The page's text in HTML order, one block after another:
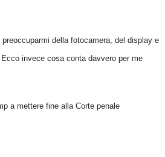
preoccuparmi della fotocamera, del display e
invece cosa conta davvero per me
a mettere fine alla Corte penale